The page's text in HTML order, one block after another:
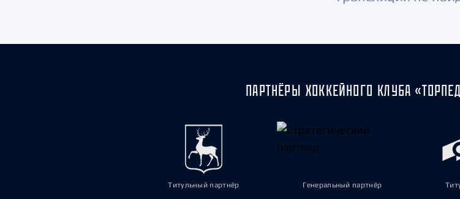
ЦСКА Салават Юлаев
ПАРТНЁРЫ ХОККЕЙНОГО КЛУБА
Титульный партнёр Генеральный партнёр